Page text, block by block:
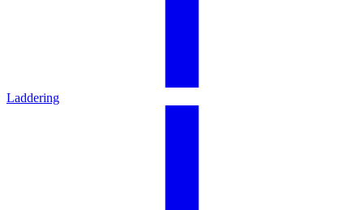
Laddering